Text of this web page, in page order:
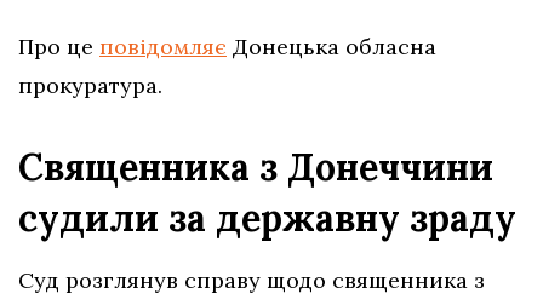
Про це повідомляє Донецька обласна
прокуратура.
Священника з Донеччини
судили за державну зраду
Суд розглянув справу щодо священника з